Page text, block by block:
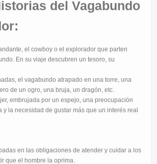
del Vagabundo
el cowboy o el explorador que parten
En su viaje descubren un tesoro, su
el vagabundo atrapado en una torre, una
de un ogro, una bruja, un dragón, etc.
embrujada por un espejo, una preocupación
y la necesidad de gustar más que un interés real
en las obligaciones de atender y cuidar a los
que el hombre la oprima.